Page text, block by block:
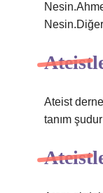
Ateist
tanım